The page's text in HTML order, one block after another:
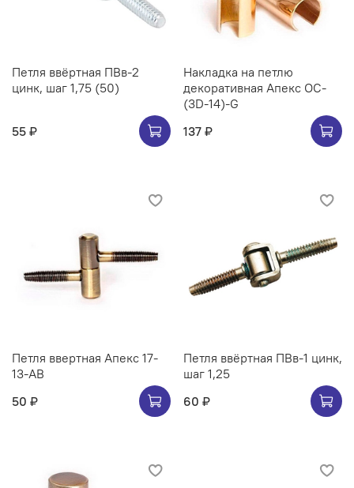
Петля ввёртная ПВв-2
цинк, шаг 1,75 (50)
55 ₽
Накладка на петлю
декоративная Апекс OC-
(3D-14)-G
137 ₽
Петля ввертная Апекс 17-
13-AB
50 ₽
Петля ввёртная ПВв-1 цинк,
шаг 1,25
60 ₽